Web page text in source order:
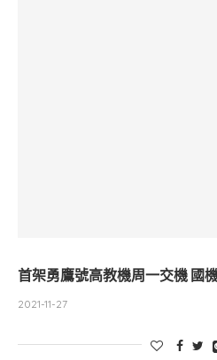
首架勇鷹號高教機周一交機 國
2021-11-27